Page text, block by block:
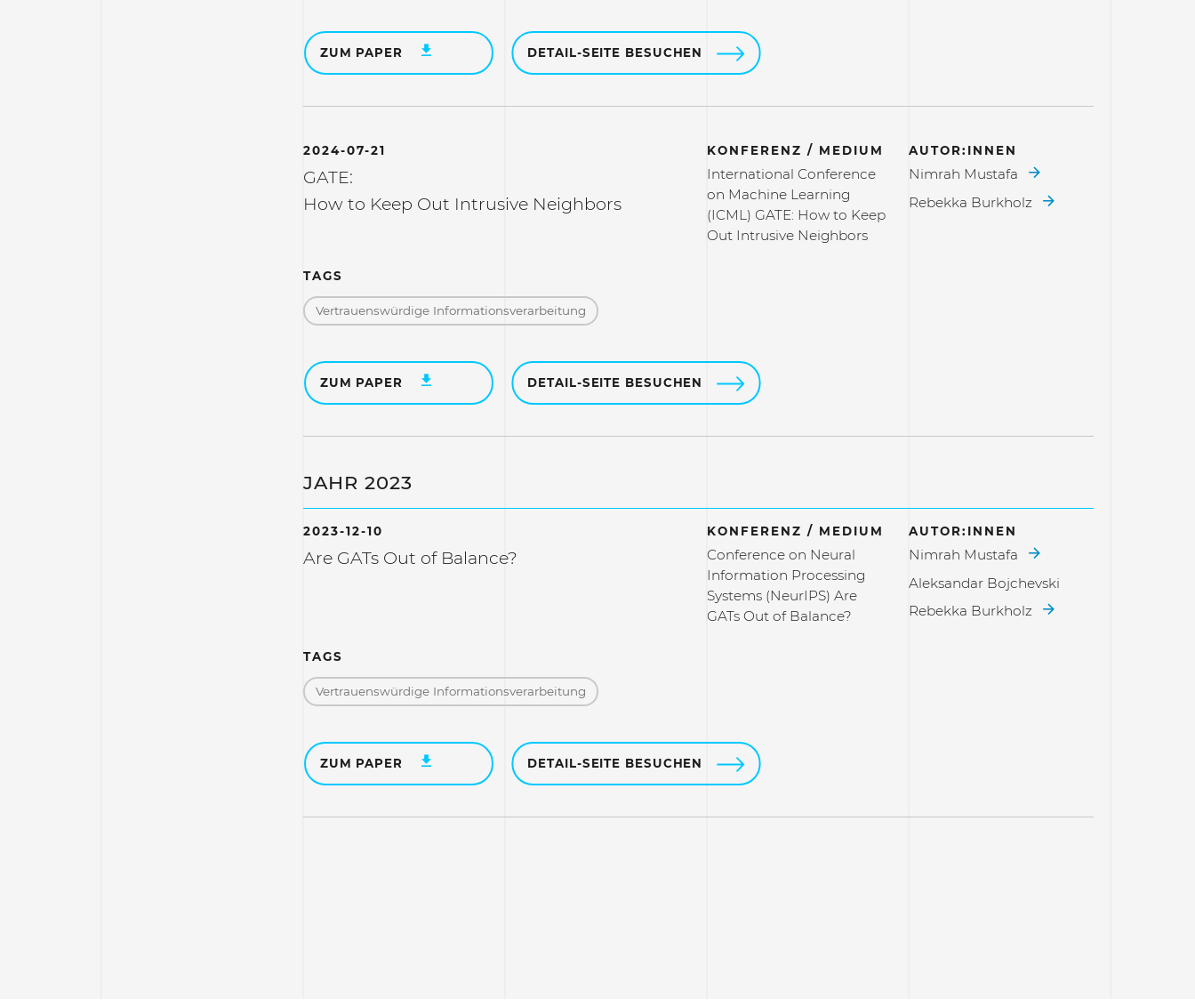
ZUM PAPER DETAIL-SEITE BESUCHEN
2024-07-21
GATE:
How to Keep Out Intrusive Neighbors
KONFERENZ / MEDIUM
International Conference
on Machine Learning
(ICML) GATE: How to Keep
Out Intrusive Neighbors
TAGS
Vertrauenswürdige Informations­verarbeitung
AUTOR:INNEN
Nimrah Mustafa
Rebekka Burkholz
ZUM PAPER DETAIL-SEITE BESUCHEN
JAHR 2023
2023-12-10
Are GATs Out of Balance?
KONFERENZ / MEDIUM
Conference on Neural
Information Processing
Systems (NeurIPS) Are
GATs Out of Balance?
TAGS
Vertrauenswürdige Informations­verarbeitung
AUTOR:INNEN
Nimrah Mustafa
Aleksandar Bojchevski
Rebekka Burkholz
ZUM PAPER DETAIL-SEITE BESUCHEN